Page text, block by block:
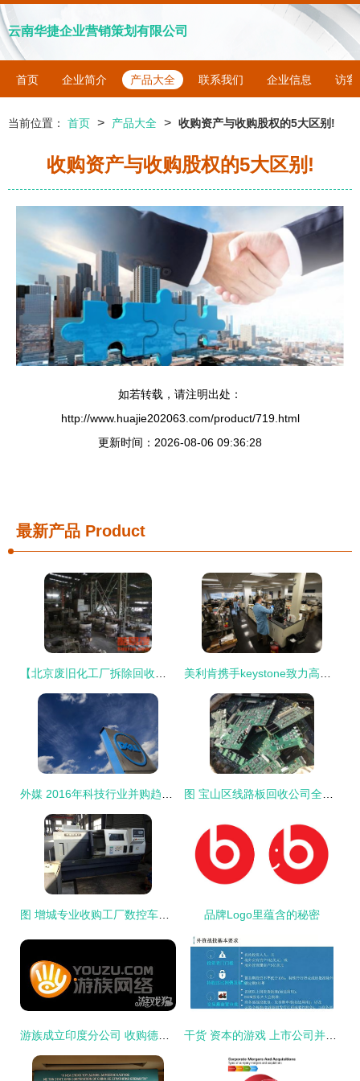
云南华捷企业营销策划有限公司
首页 企业简介 产品大全 联系我们 企业信息 访客
当前位置： 首页 > 产品大全 > 收购资产与收购股权的5大区别!
收购资产与收购股权的5大区别!
如若转载，请注明出处：
http://www.huajie202063.com/product/719.html
更新时间：2026-08-06 09:36:28
最新产品 Product
【北京废旧化工厂拆除回收公司收购二手化工厂生产流水线设备】-北京酷易搜 美利肯携手keystone致力高级着色剂解决方案
外媒 2016年科技行业并购趋势不减 图 宝山区线路板回收公司全上海电子收购基地 上海旧货回收
图 增城专业收购工厂数控车床公司 广州旧货回收 品牌Logo里蕴含的秘密
游族成立印度分公司 收购德国bp后全球布局再下一城 干货 资本的游戏 上市公司并购重组的战略思考